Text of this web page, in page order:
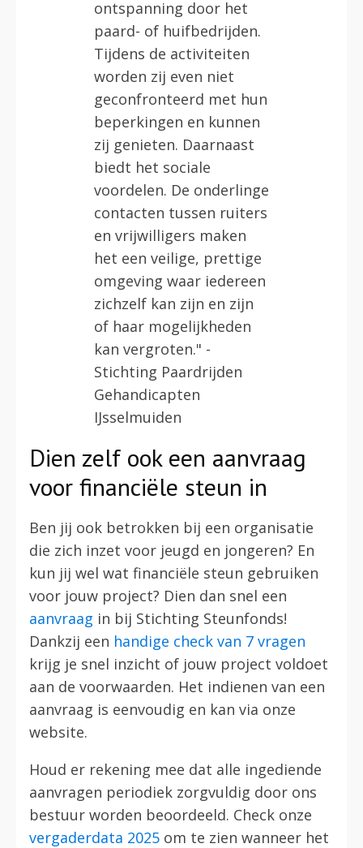
ontspanning door het
paard- of huifbedrijden.
Tijdens de activiteiten
worden zij even niet
geconfronteerd met hun
beperkingen en kunnen
zij genieten. Daarnaast
biedt het sociale
voordelen. De onderlinge
contacten tussen ruiters
en vrijwilligers maken
het een veilige, prettige
omgeving waar iedereen
zichzelf kan zijn en zijn
of haar mogelijkheden
kan vergroten." -
Stichting Paardrijden
Gehandicapten
IJsselmuiden
Dien zelf ook een aanvraag
voor financiële steun in
Ben jij ook betrokken bij een organisatie
die zich inzet voor jeugd en jongeren? En
kun jij wel wat financiële steun gebruiken
voor jouw project? Dien dan snel een
aanvraag in bij Stichting Steunfonds!
Dankzij een handige check van 7 vragen
krijg je snel inzicht of jouw project voldoet
aan de voorwaarden. Het indienen van een
aanvraag is eenvoudig en kan via onze
website.
Houd er rekening mee dat alle ingediende
aanvragen periodiek zorgvuldig door ons
bestuur worden beoordeeld. Check onze
vergaderdata 2025om te zien wanneer het